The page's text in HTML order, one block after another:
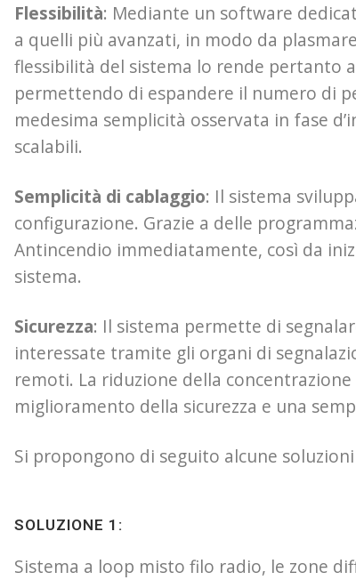
Flessibilità: Mediante un software
a quelli più avanzati, in modo da
flessibilità del sistema lo rende pertanto
permettendo di espandere il numero di
medesima semplicità osservata in fase
scalabili.
Semplicità di cablaggio: Il sistema
configurazione. Grazie a delle
Antincendio immediatamente, così da
sistema.
Sicurezza: Il sistema permette di
interessate tramite gli organi di
remoti. La riduzione della
miglioramento della sicurezza e una
Si propongono di seguito alcune
SOLUZIONE 1:
Sistema a loop misto filo radio, le zone